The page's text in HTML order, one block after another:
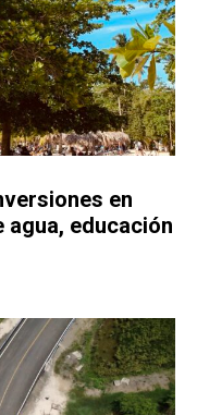
en
agua, educación